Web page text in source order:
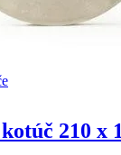
210 x